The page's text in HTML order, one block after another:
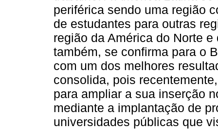
periférica sendo uma região
de estudantes para outras
região da América do Norte
também, se confirma para o
com um dos melhores
consolida, pois
para ampliar a sua inserção
mediante a implantação de
universidades públicas que